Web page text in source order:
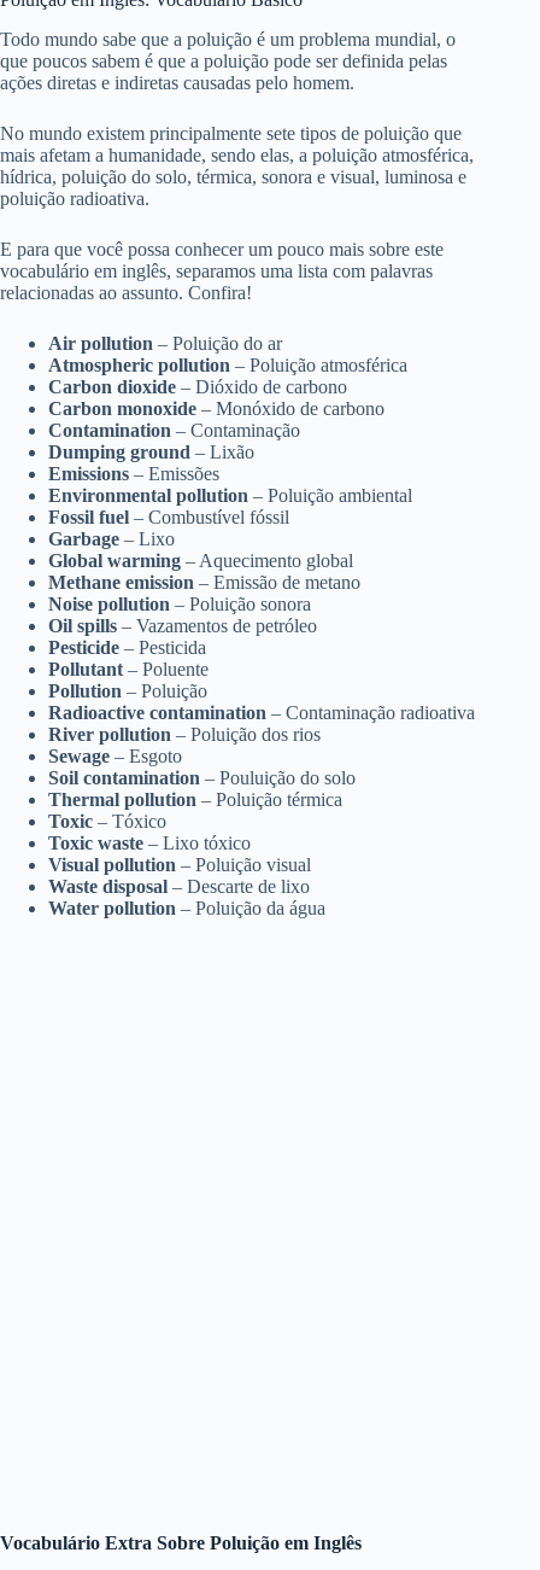
Todo mundo sabe que a poluição é um problema mundial, o
que poucos sabem é que a poluição pode ser definida pelas
ações diretas e indiretas causadas pelo homem.
No mundo existem principalmente sete tipos de poluição que
mais afetam a humanidade, sendo elas, a poluição atmosférica,
hídrica, poluição do solo, térmica, sonora e visual, luminosa e
poluição radioativa.
E para que você possa conhecer um pouco mais sobre este
vocabulário em inglês, separamos uma lista com palavras
relacionadas ao assunto. Confira!
Air pollution – Poluição do ar
Atmospheric pollution – Poluição atmosférica
Carbon dioxide – Dióxido de carbono
Carbon monoxide – Monóxido de carbono
Contamination – Contaminação
Dumping ground – Lixão
Emissions – Emissões
Environmental pollution – Poluição ambiental
Fossil fuel – Combustível fóssil
Garbage – Lixo
Global warming – Aquecimento global
Methane emission – Emissão de metano
Noise pollution – Poluição sonora
Oil spills – Vazamentos de petróleo
Pesticide – Pesticida
Pollutant – Poluente
Pollution – Poluição
Radioactive contamination – Contaminação radioativa
River pollution – Poluição dos rios
Sewage – Esgoto
Soil contamination – Pouluição do solo
Thermal pollution – Poluição térmica
Toxic – Tóxico
Toxic waste – Lixo tóxico
Visual pollution – Poluição visual
Waste disposal – Descarte de lixo
Water pollution – Poluição da água
Vocabulário Extra Sobre Poluição em Inglês